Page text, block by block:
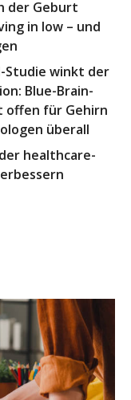
der Geburt
in low – und
Studie winkt der
Blue-Brain-
offen für Gehirn
überall
healthcare-